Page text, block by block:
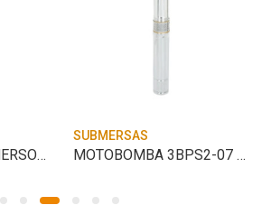
BOMBEADOR SUBMERSO R11A-07
SUBMERSAS
MOTOBOMBA 3BPS2-07 0.33HP 127V 2FIOS